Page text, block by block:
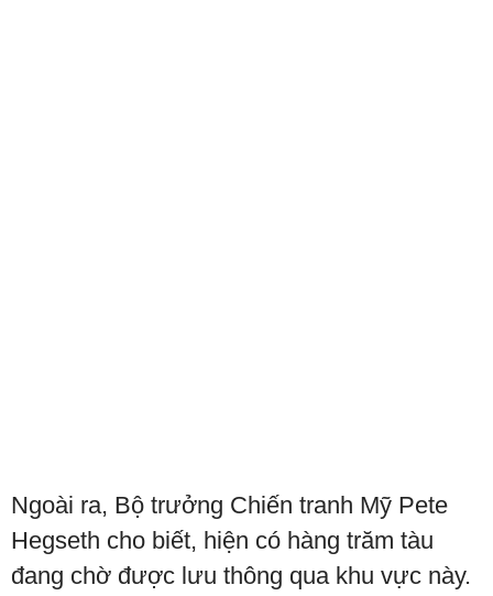
Ngoài ra, Bộ trưởng Chiến tranh Mỹ Pete
Hegseth cho biết, hiện có hàng trăm tàu
đang chờ được lưu thông qua khu vực này.